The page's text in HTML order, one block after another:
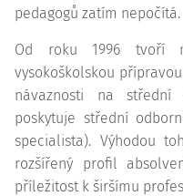
pedagogů zatím nepočítá.
Od roku 1996 tvoří
vysokoškolskou
návaznosti na střední
poskytuje střední
specialista). Výhodou
rozšířený profil
příležitost k širšímu